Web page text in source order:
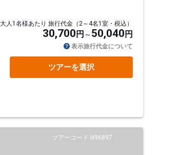
大人1名様あたり 旅行代金（2～4名1室・税込）
30,700 円 50,040 円
表示旅行代金について
ツアーを選択
ツアーコード N96897